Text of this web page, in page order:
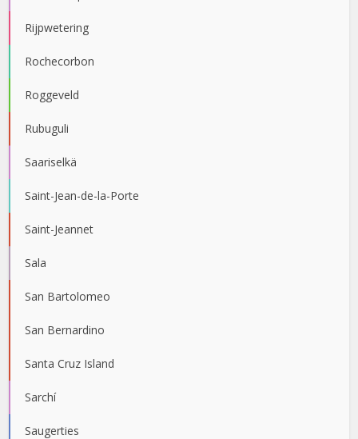
Rijpwetering
Rochecorbon
Roggeveld
Rubuguli
Saariselkä
Saint-Jean-de-la-Porte
Saint-Jeannet
Sala
San Bartolomeo
San Bernardino
Santa Cruz Island
Sarchí
Saugerties